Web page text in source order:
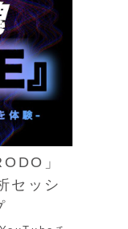
」
セッシ